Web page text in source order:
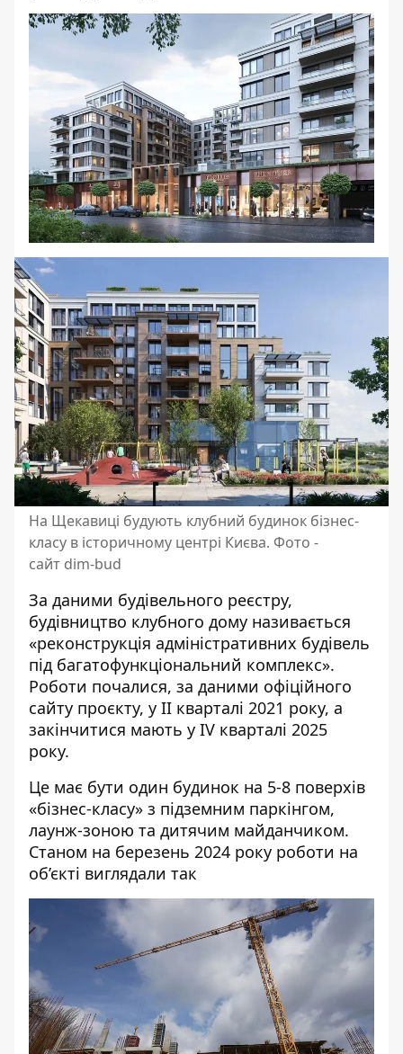
На Щекавиці будують клубний будинок бізнес-
класу в історичному центрі Києва. Фото -
сайт dim-bud
За даними будівельного реєстру,
будівництво клубного дому називається
«реконструкція адміністративних будівель
під багатофункціональний комплекс».
Роботи почалися, за даними офіційного
сайту проєкту, у II кварталі 2021 року, а
закінчитися мають у IV кварталі 2025
року.
Це має бути один будинок на 5-8 поверхів
«бізнес-класу» з підземним паркінгом,
лаунж-зоною та дитячим майданчиком.
Станом на березень 2024 року роботи на
об’єкті виглядали так